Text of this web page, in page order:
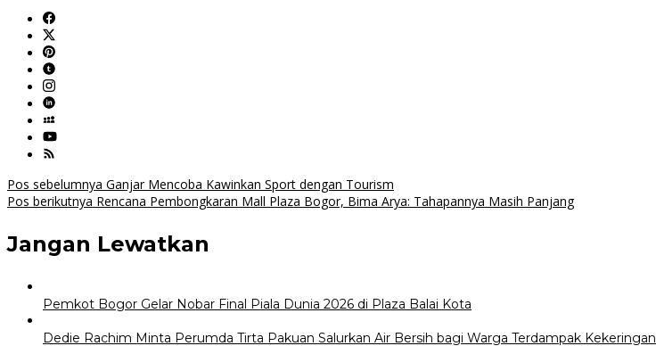
Navigasi
pos
Pos sebelumnya Ganjar Mencoba Kawinkan Sport dengan Tourism
Pos berikutnya Rencana Pembongkaran Mall Plaza Bogor, Bima Arya: Tahapannya Masih Panjang
Jangan Lewatkan
Pemkot Bogor Gelar Nobar Final Piala Dunia 2026 di Plaza Balai Kota
Dedie Rachim Minta Perumda Tirta Pakuan Salurkan Air Bersih bagi Warga Terdampak Kekeringan